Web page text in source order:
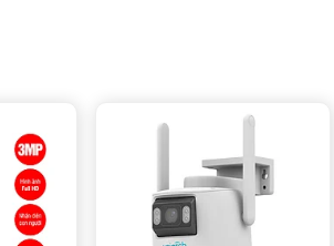
—9,940,000₫